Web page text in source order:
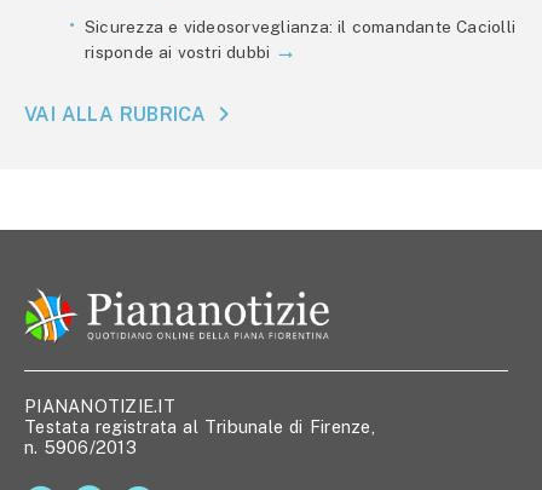
Sicurezza e videosorveglianza: il comandante Caciolli
risponde ai vostri dubbi
VAI ALLA RUBRICA
PIANANOTIZIE.IT
Testata registrata al Tribunale di Firenze,
n. 5906/2013